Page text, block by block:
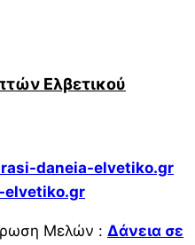
Ελβετικού
daneia-elvetiko.gr
elvetiko.gr
Μελών : Δάνεια σε